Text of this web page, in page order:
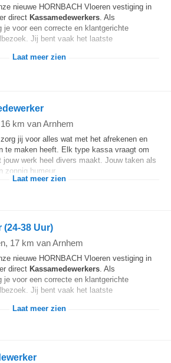
nieuwe HORNBACH Vloeren vestiging in
direct Kassamedewerkers. Als
je voor een correcte en klantgerichte
Jij bent vaak het laatste
Laat meer zien
km van Arnhem
zorg jij voor alles wat met het afrekenen en
te maken heeft. Elk type kassa vraagt om
jouw werk heel divers maakt. Jouw taken als
zonnig humeur...
Laat meer zien
(24-38 Uur)
, 17 km van Arnhem
nieuwe HORNBACH Vloeren vestiging in
direct Kassamedewerkers. Als
je voor een correcte en klantgerichte
Jij bent vaak het laatste
Laat meer zien